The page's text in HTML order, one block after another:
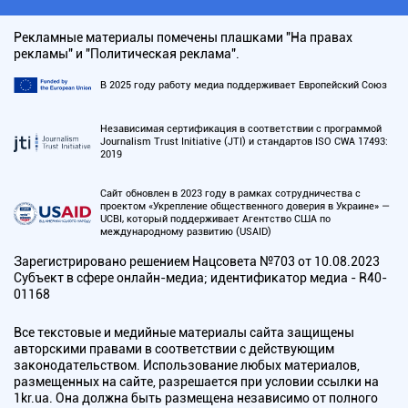
Рекламные материалы помечены плашками "На правах
рекламы" и "Политическая реклама".
В 2025 году работу медиа поддерживает Европейский Союз
Независимая сертификация в соответствии с программой
Journalism Trust Initiative (JTI) и стандартов ISO CWA 17493:
2019
Сайт обновлен в 2023 году в рамках сотрудничества с
проектом «Укрепление общественного доверия в Украине» —
UCBI, который поддерживает Агентство США по
международному развитию (USAID)
Зарегистрировано решением Нацсовета №703 от 10.08.2023
Субъект в сфере онлайн-медиа; идентификатор медиа - R40-
01168
Все текстовые и медийные материалы сайта защищены
авторскими правами в соответствии с действующим
законодательством. Использование любых материалов,
размещенных на сайте, разрешается при условии ссылки на
1kr.ua. Она должна быть размещена независимо от полного